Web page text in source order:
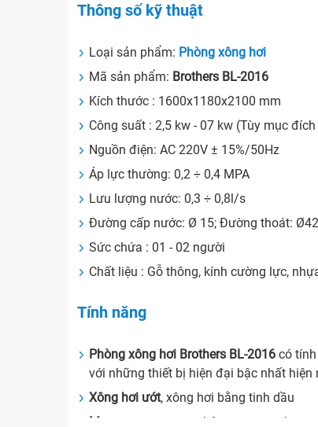
Thông số kỹ thuật
Loại sản phẩm: Phòng xông hơi
Mã sản phẩm: Brothers BL-2016
Kích thước : 1600x1180x2100 mm
Công suất : 2,5 kw - 07 kw (Tùy mục
Nguồn điện: AC 220V ± 15%/50Hz
Áp lực thường: 0,2 ÷ 0,4 MPA
Lưu lượng nước: 0,3 ÷ 0,8l/s
Đường cấp nước: Ø 15; Đường thoát:
Sức chứa : 01 - 02 người
Chất liệu : Gỗ thông, kính cường lực,
Tính năng
Phòng xông hơi Brothers BL-2016 có
với những thiết bị hiện đại bậc nhất hiện
Xông hơi ướt, xông hơi bằng tinh dầu
Massage :
massge chân, massage lưng,